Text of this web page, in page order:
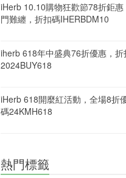
iHerb 10.10購物狂歡節78折鉅惠
門難纏，折扣碼IHERBDM10
iherb 618年中盛典76折優惠，折
2024BUY618
iHerb 618開麼紅活動，全場8折
碼24KMH618
熱門標籤